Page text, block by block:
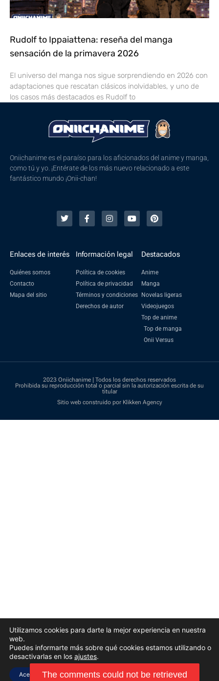
Rudolf to Ippaiattena: reseña del manga
sensación de la primavera 2026
El universo del manga nos sigue sorprendiendo en 2026 con
adaptaciones que rescatan clásicos inolvidables, y uno de
los casos más destacados es Rudolf to
Oniichanime es el paraíso para los aficionados del anime y manga,
como tú y yo. ¡Entérate de los más nuevo relacionado a este
fantástico mundo ¡Onii-chan!
Enlaces de interés
Quiénes somos
Contacto
Mapa del sitio
Información legal
Política de cookies
Política de privacidad
Términos y condiciones
Derechos de autor
Destacados
Anime
Manga
Novelas ligeras
Videojuegos
Top de anime
Top de manga
Onii Versus
2023 Oniichanime | Todos los derechos reservados
Prohibida su reproducción total o parcial sin la autorización escrita de su
titular
Sitio web construido por Klikken Agency
Utilizamos cookies para darte la mejor experiencia en nuestra
web.
Puedes informarte más sobre qué cookies estamos utilizando o
desactivarlas en los ajustes.
Aceptar